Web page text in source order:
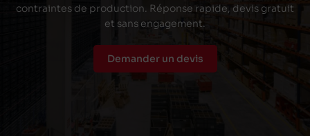
contraintes de production. Réponse rapide, devis gratuit
et sans engagement.
Demander un devis